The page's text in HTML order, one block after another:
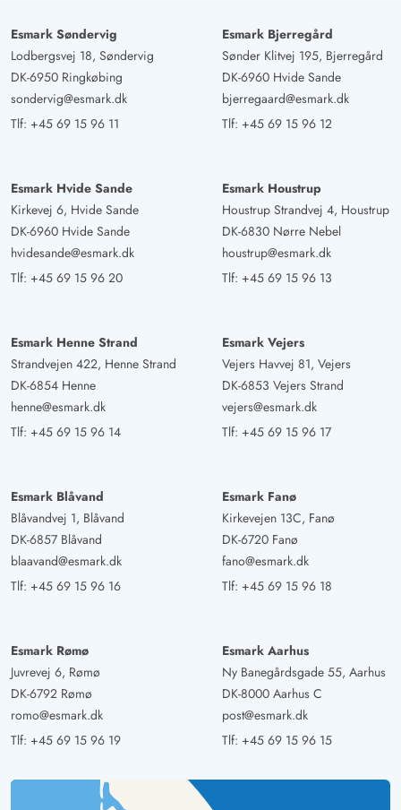
Esmark Søndervig
Lodbergsvej 18, Søndervig
DK-6950 Ringkøbing
sondervig@esmark.dk
Tlf: +45 69 15 96 11
Esmark Bjerregård
Sønder Klitvej 195, Bjerregård
DK-6960 Hvide Sande
bjerregaard@esmark.dk
Tlf: +45 69 15 96 12
Esmark Hvide Sande
Kirkevej 6, Hvide Sande
DK-6960 Hvide Sande
hvidesande@esmark.dk
Tlf: +45 69 15 96 20
Esmark Houstrup
Houstrup Strandvej 4, Houstrup
DK-6830 Nørre Nebel
houstrup@esmark.dk
Tlf: +45 69 15 96 13
Esmark Henne Strand
Strandvejen 422, Henne Strand
DK-6854 Henne
henne@esmark.dk
Tlf: +45 69 15 96 14
Esmark Vejers
Vejers Havvej 81, Vejers
DK-6853 Vejers Strand
vejers@esmark.dk
Tlf: +45 69 15 96 17
Esmark Blåvand
Blåvandvej 1, Blåvand
DK-6857 Blåvand
blaavand@esmark.dk
Tlf: +45 69 15 96 16
Esmark Fanø
Kirkevejen 13C, Fanø
DK-6720 Fanø
fano@esmark.dk
Tlf: +45 69 15 96 18
Esmark Rømø
Juvrevej 6, Rømø
DK-6792 Rømø
romo@esmark.dk
Tlf: +45 69 15 96 19
Esmark Aarhus
Ny Banegårdsgade 55, Aarhus
DK-8000 Aarhus C
post@esmark.dk
Tlf: +45 69 15 96 15